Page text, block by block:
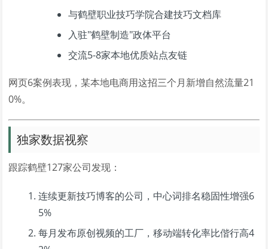
与鹤壁职业技巧学院合建技巧文档库
入驻"鹤壁制造"政体平台
交流5-8家本地优质站点友链
网页6案例表现，某本地电商用这招三个月新增自然流量21
0%。
独家数据视察
跟踪鹤壁127家公司发现：
连续更新技巧博客的公司，中心词排名稳固性增强6
5%
每月发布原创视频的工厂，移动端转化率比偕行高4